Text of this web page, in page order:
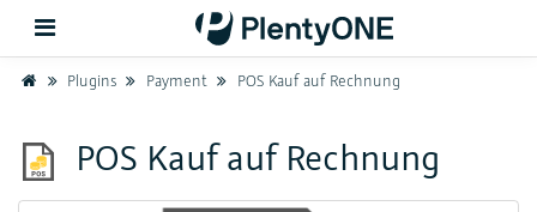
Zurück
Support
HomePlugins Payment POS Kauf auf Rechnung
POS Kauf auf Rechnung